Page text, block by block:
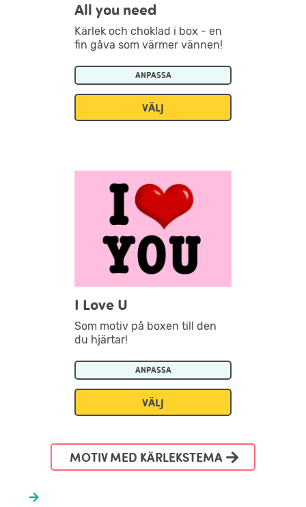
All you need
Kärlek och choklad i box - en
fin gåva som värmer vännen!
ANPASSA
VÄLJ
I Love U
Som motiv på boxen till den
du hjärtar!
ANPASSA
VÄLJ
MOTIV MED KÄRLEKSTEMA